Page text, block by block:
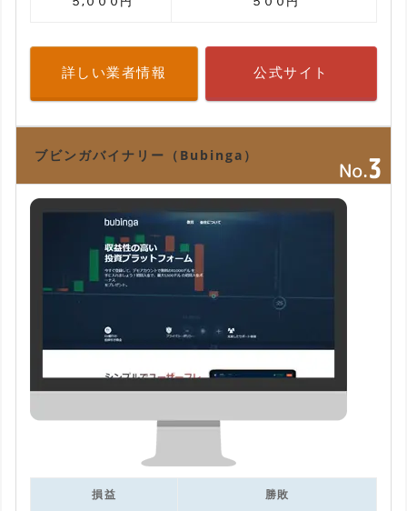
詳しい業者情報 公式サイト
ブビンガバイナリー（Bubinga）
損益 勝敗